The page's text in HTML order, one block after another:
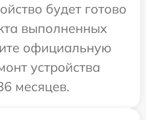
будет готово
выполненных
официальную
устройства
месяцев.